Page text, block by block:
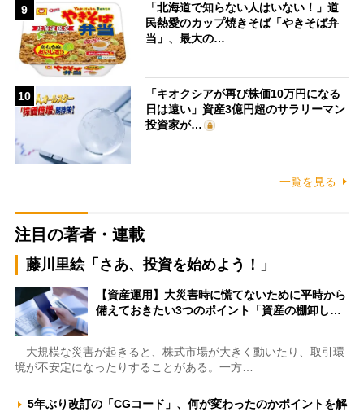
9
「北海道で知らない人はいない！」道
民熱愛のカップ焼きそば「やきそば弁
当」、最大の…
10
「キオクシアが再び株価10万円になる
日は遠い」資産3億円超のサラリーマン
投資家が…
一覧を見る
注目の著者・連載
藤川里絵「さあ、投資を始めよう！」
【資産運用】大災害時に慌てないために平時から
備えておきたい3つのポイント「資産の棚卸し…
大規模な災害が起きると、株式市場が大きく動いたり、取引環
境が不安定になったりすることがある。一方…
5年ぶり改訂の「CGコード」、何が変わったのかポイントを解